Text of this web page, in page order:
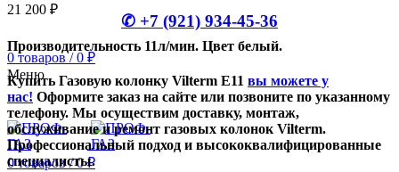
✆ +7 (921) 934-45-36
0 товаров / 0 ₽
Меню
0товаров / 0₽
21 200 ₽
Производительность 11л/мин. Цвет белый.
Купить Газовую колонку Vilterm Е11 вы можете у
нас! Оформите заказ на сайте или позвоните по указанному
телефону. Мы осуществим доставку, монтаж,
обслуживание и ремонт газовых колонок Vilterm.
Профессиональный подход и высококвалифицированные
специалисты.